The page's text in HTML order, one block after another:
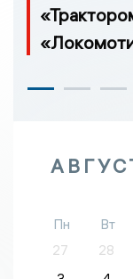
Пн Вт
27
28